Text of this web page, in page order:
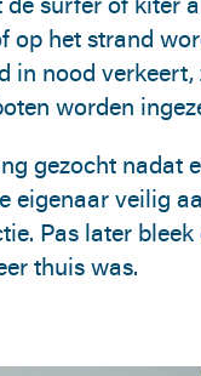
op het strand
in nood
worden
gezocht nadat
eigenaar veilig
Pas later
thuis was.